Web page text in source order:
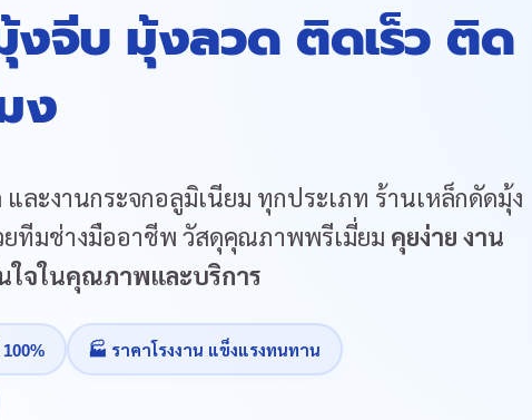
จีบ มุ้งลวด ติดเร็ว ติด
ง
ละงานกระจกอลูมิเนียม ทุกประเภท ร้านเหล็กดัดมุ้ง
ยทีมช่างมืออาชีพ วัสดุคุณภาพพรีเมี่ยม คุยง่าย งาน
นใจในคุณภาพและบริการ
🏭 ราคาโรงงาน แข็งแรงทนทาน